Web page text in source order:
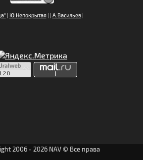
| Ю.Непокрытая| | А.Васильев|
2006 - 2026 NAV © Все права